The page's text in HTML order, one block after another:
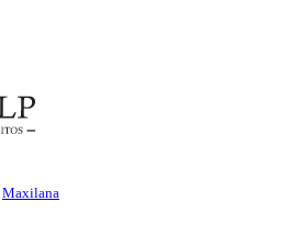
Maxilana